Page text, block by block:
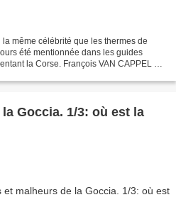
même célébrité que les thermes de
été mentionnée dans les guides
la Corse. François VAN CAPPEL de
Goccia. 1/3: où est la